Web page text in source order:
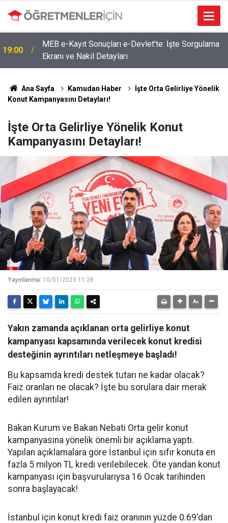
MEB e-Kayıt Sonuçları e-Devlet'te: İşte Sorgulama
Ekranı ve Nakil Detayları
09:02
4 Branşta Öğretmenleri Norm Fazlası Tehlikesi
Bekliyor!
Ana Sayfa Kamudan Haber
İşte Orta Gelirliye Yönelik
Konut Kampanyasını Detayları!
İşte Orta Gelirliye Yönelik Konut
Kampanyasını Detayları!
Yayınlanma: 10/01/2023 11:28
Yakın zamanda açıklanan orta gelirliye konut
kampanyası kapsamında verilecek konut kredisi
desteğinin ayrıntıları netleşmeye başladı!
Bu kapsamda kredi destek tutarı ne kadar olacak?
Faiz oranları ne olacak? İşte bu sorulara dair merak
edilen ayrıntılar!
Bakan Kurum ve Bakan Nebati Orta gelir konut
kampanyasına yönelik önemli bir açıklama yaptı.
Yapılan açıklamalara göre İstanbul için sıfır konuta en
fazla 5 milyon TL kredi verilebilecek. Öte yandan konut
kampanyası için başvurularıysa 16 Ocak tarihinden
sonra başlayacak!
İstanbul için konut kredi faiz oranının yüzde 0.69'dan